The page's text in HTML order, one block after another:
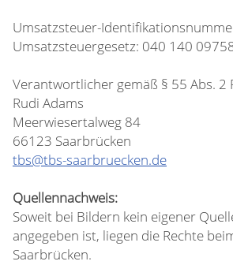
Umsatzsteuer-
Umsatzsteuergesetz: 040 140
Verantwortlicher gemäß § 55 Abs. 2
Rudi Adams
Meerwiesertalweg 84
66123 Saarbrücken
tbs@tbs-saarbruecken.de
Quellennachweis:
Soweit bei Bildern kein eigener
angegeben ist, liegen die Rechte
Saarbrücken.